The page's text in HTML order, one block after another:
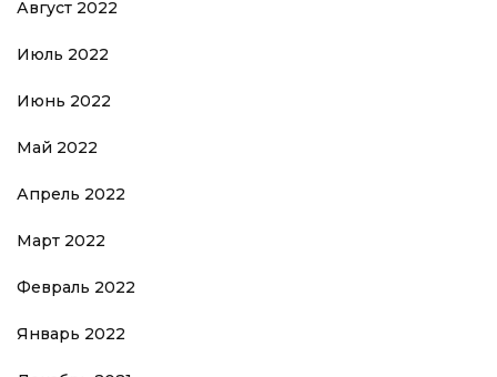
Август 2022
Июль 2022
Июнь 2022
Май 2022
Апрель 2022
Март 2022
Февраль 2022
Январь 2022